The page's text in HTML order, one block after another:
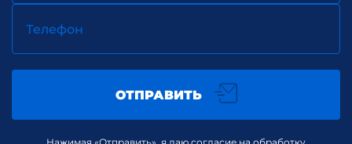
Телефон
ОТПРАВИТЬ